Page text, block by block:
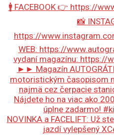
NOVINKA a FACELIFT: Už
jazdí vylepšený